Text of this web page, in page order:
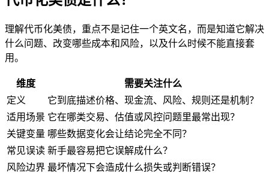
理解代币化美债，重点不是记住一个英文名，而是知道它解决
什么问题、改变哪些成本和风险，以及什么时候不能直接套
用。
维度
需要关注什么
定义
它到底描述价格、现金流、风险、规则还是机制？
适用场景 它在哪类交易、估值或风控问题里最常出现？
关键变量 哪些数据变化会让结论完全不同？
常见误读 新手最容易把它误解成什么？
风险边界 最坏情况下会造成什么损失或判断错误？